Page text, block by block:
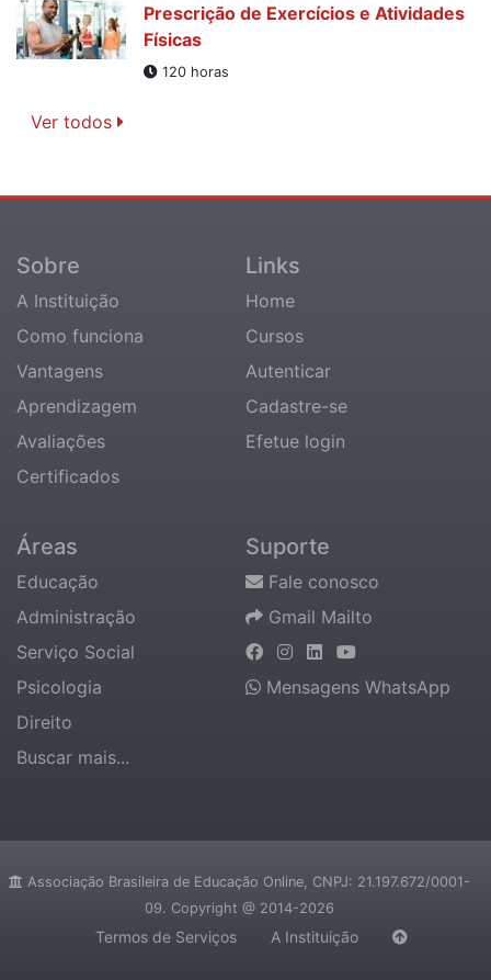
Prescrição de Exercícios e Atividades
Físicas
120 horas
Ver todos
Sobre
A Instituição
Como funciona
Vantagens
Aprendizagem
Avaliações
Certificados
Links
Home
Cursos
Autenticar
Cadastre-se
Efetue login
Áreas
Educação
Administração
Serviço Social
Psicologia
Direito
Buscar mais...
Suporte
Fale conosco
Gmail Mailto
Mensagens WhatsApp
Associação Brasileira de Educação Online, CNPJ: 21.197.672/0001-
09. Copyright @ 2014-2026
Termos de Serviços A Instituição